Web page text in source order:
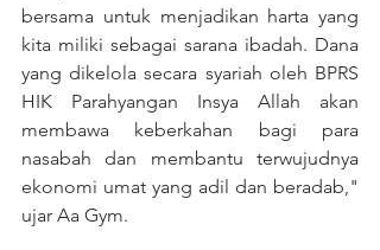
bersama untuk menjadikan harta yang
kita miliki sebagai sarana ibadah. Dana
yang dikelola secara syariah oleh BPRS
HIK Parahyangan Insya Allah akan
membawa keberkahan bagi para
nasabah dan membantu terwujudnya
ekonomi umat yang adil dan beradab,"
ujar Aa Gym.